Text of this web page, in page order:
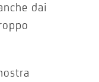
dai